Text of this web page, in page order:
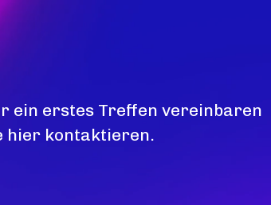
ein erstes Treffen vereinbaren
hier kontaktieren.